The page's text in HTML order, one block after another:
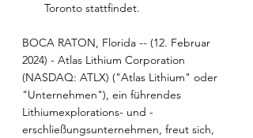
Toronto stattfindet.
BOCA RATON, Florida -- (12. Februar
2024) - Atlas Lithium Corporation
(NASDAQ: ATLX) ("Atlas Lithium" oder
"Unternehmen"), ein führendes
Lithiumexplorations- und -
erschließungsunternehmen, freut sich,